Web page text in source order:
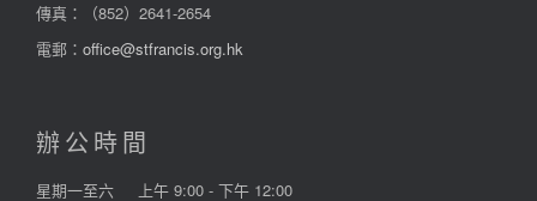
傳真：（852）2641-2654
電郵： office@stfrancis.org.hk
辦公時間
星期一至六 上午 9:00 - 下午 12:00